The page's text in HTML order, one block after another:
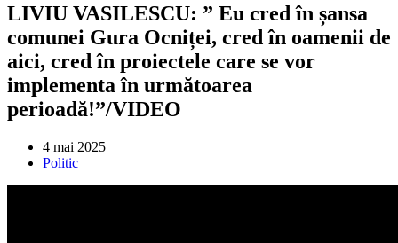
LIVIU VASILESCU: ” Eu cred în șansa
comunei Gura Ocniței, cred în oamenii de
aici, cred în proiectele care se vor
implementa în următoarea
perioadă!”/VIDEO
Post
published:
4 mai 2025
Post
Politic